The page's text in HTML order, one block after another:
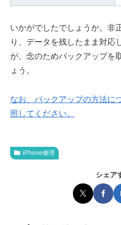
いかがでしたでしょうか。非
り、データを残したまま対応
が、念のためバックアップを
ょう。
なお、バックアップの方法に
照してください。
iPhone修理
シェア